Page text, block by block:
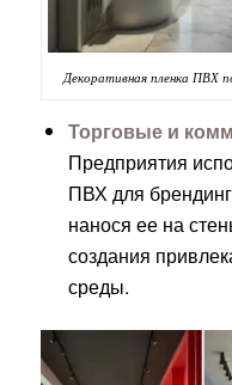
Декоративная пленка ПВХ
Торговые и
Предприятия
ПВХ для
нанося ее на
создания
среды.